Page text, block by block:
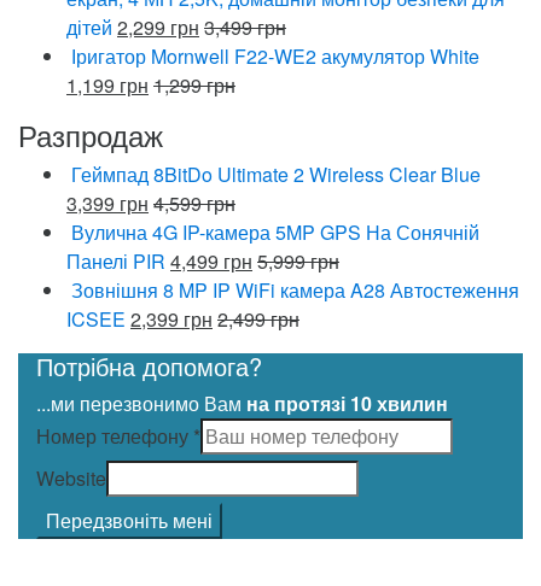
дітей 2,299 грн 3,499грн
Іригатор Mornwell️ F22-WE2 акумулятор White
1,199 грн 1,299грн
Разпродаж
Геймпад 8BitDo Ultimate 2 Wireless Clear Blue
3,399 грн 4,599грн
Вулична 4G IP-камера 5MP GPS На Сонячній
Панелі PIR 4,499 грн 5,999грн
Зовнішня 8 MP IP WiFi камера A28 Автостеження
ICSEE 2,399 грн 2,499грн
Потрібна допомога?
...ми перезвонимо Вам на протязі 10 хвилин
Номер телефону *
Website
Передзвоніть мені